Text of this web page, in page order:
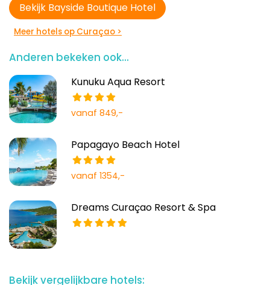
Bekijk Bayside Boutique Hotel
Meer hotels op Curaçao >
Anderen bekeken ook...
Kunuku Aqua Resort
vanaf 849,-
Papagayo Beach Hotel
vanaf 1354,-
Dreams Curaçao Resort & Spa
Bekijk vergelijkbare hotels: